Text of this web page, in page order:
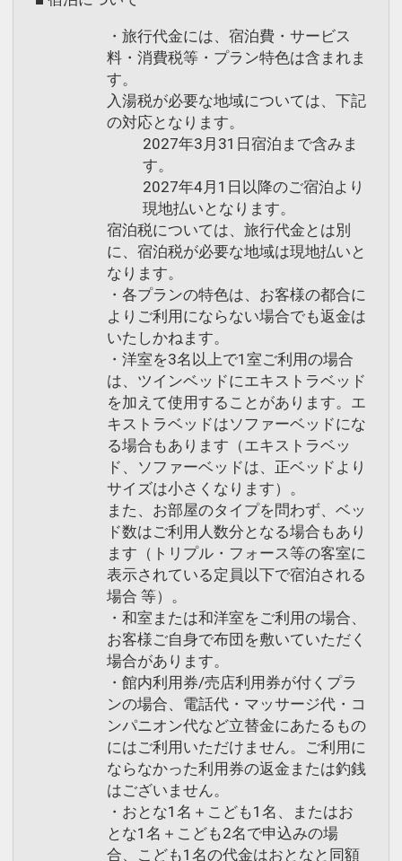
・旅行代金には、宿泊費・サービス
料・消費税等・プラン特色は含まれま
す。
入湯税が必要な地域については、下記
の対応となります。
2027年3月31日宿泊まで含みま
す。
2027年4月1日以降のご宿泊より
現地払いとなります。
宿泊税については、旅行代金とは別
に、宿泊税が必要な地域は現地払いと
なります。
・各プランの特色は、お客様の都合に
よりご利用にならない場合でも返金は
いたしかねます。
・洋室を3名以上で1室ご利用の場合
は、ツインベッドにエキストラベッド
を加えて使用することがあります。エ
キストラベッドはソファーベッドにな
る場合もあります（エキストラベッ
ド、ソファーベッドは、正ベッドより
サイズは小さくなります）。
また、お部屋のタイプを問わず、ベッ
ド数はご利用人数分となる場合もあり
ます（トリプル・フォース等の客室に
表示されている定員以下で宿泊される
場合 等）。
・和室または和洋室をご利用の場合、
お客様ご自身で布団を敷いていただく
場合があります。
・館内利用券/売店利用券が付くプラ
ンの場合、電話代・マッサージ代・コ
ンパニオン代など立替金にあたるもの
にはご利用いただけません。ご利用に
ならなかった利用券の返金または釣銭
はございません。
・おとな1名＋こども1名、またはお
とな1名＋こども2名で申込みの場
合、こども1名の代金はおとなと同額